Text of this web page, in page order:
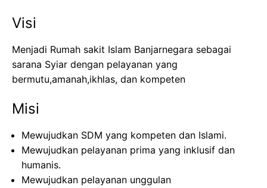
Visi
Menjadi Rumah sakit Islam Banjarnegara sebagai
sarana Syiar dengan pelayanan yang
bermutu,amanah,ikhlas, dan kompeten
Misi
Mewujudkan SDM yang kompeten dan Islami.
Mewujudkan pelayanan prima yang inklusif dan
humanis.
Mewujudkan pelayanan unggulan